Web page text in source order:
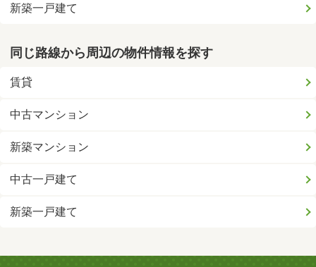
新築一戸建て
同じ路線から周辺の物件情報を探す
賃貸
中古マンション
新築マンション
中古一戸建て
新築一戸建て